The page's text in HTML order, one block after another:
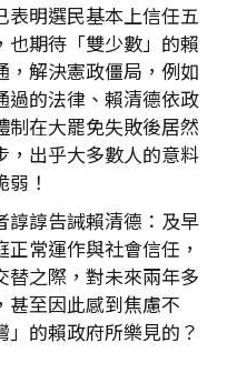
表明選民基本上信任五
也期待「雙少數」的賴
，解決憲政僵局，例如
過的法律、賴清德依政
制在大罷免失敗後居然
，出乎大多數人的意料
！
諄諄告誡賴清德：及早
常運作與社會信任，
替之際，對未來兩年多
甚至因此感到焦慮不
的賴政府所樂見的？